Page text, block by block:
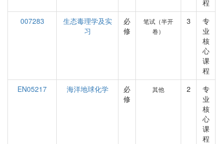
程
007283
生态毒理学及实
习
必
修
笔试（半开
卷）
3
专
业
核
心
课
程
EN05217
海洋地球化学
必
修
其他 2
专
业
核
心
课
程